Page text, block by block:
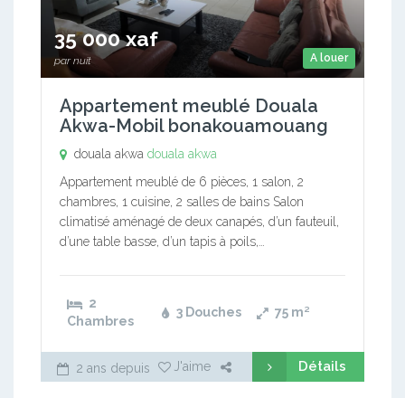
A louer
35 000 xaf
par nuit
Appartement meublé Douala
Akwa-Mobil bonakouamouang
douala akwa douala akwa
Appartement meublé de 6 pièces, 1 salon, 2
chambres, 1 cuisine, 2 salles de bains Salon
climatisé aménagé de deux canapés, d’un fauteuil,
d’une table basse, d’un tapis à poils,…
2
Chambres
3 Douches 75 m²
2 ans depuis J'aime Détails